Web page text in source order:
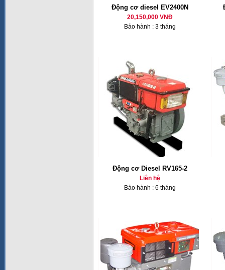
Động cơ diesel EV2400N
20,150,000 VNĐ
Bảo hành : 3 tháng
Động cơ Diesel RV165-2
Liên hệ
Bảo hành : 6 tháng